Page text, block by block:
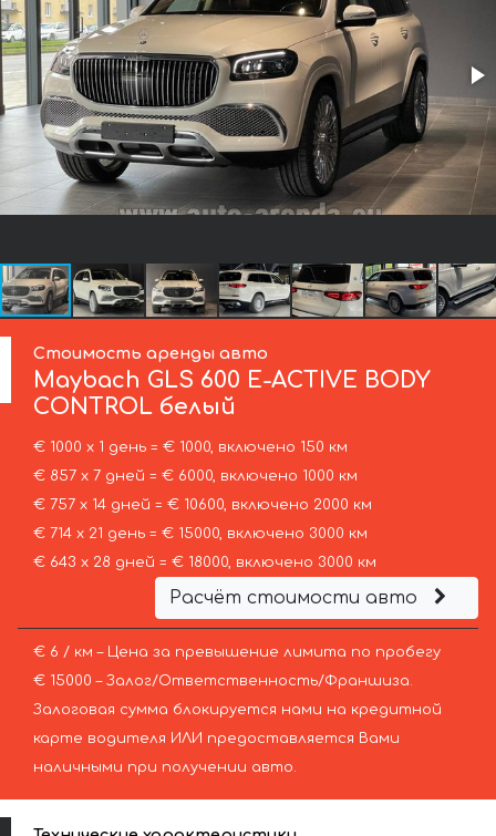
Стоимость аренды авто
Maybach GLS 600 E-ACTIVE BODY
CONTROL белый
€ 1000 х 1 день = € 1000, включено 150 км
€ 857 х 7 дней = € 6000, включено 1000 км
€ 757 х 14 дней = € 10600, включено 2000 км
€ 714 х 21 день = € 15000, включено 3000 км
€ 643 х 28 дней = € 18000, включено 3000 км
Расчёт стоимости авто
€ 6 / км – Цена за превышение лимита по пробегу
€ 15000 – Залог/Ответственность/Франшиза.
Залоговая сумма блокируется нами на кредитной
карте водителя ИЛИ предоставляется Вами
наличными при получении авто.